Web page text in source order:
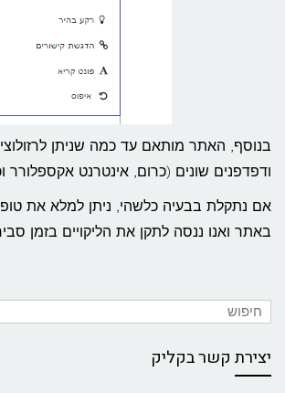
בנוסף, האתר מותאם עד כמה שניתן
ודפדפנים שונים (כרום, אינטרנט אקספלורר
אם נתקלת בבעיה כלשהי, ניתן למלא את
באתר ואנו ננסה לתקן את הליקויים בזמן
יצירת קשר בקליק